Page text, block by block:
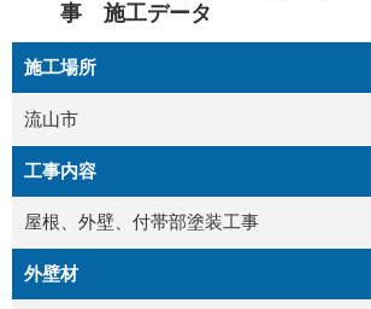
事 施工データ
施工場所
流山市
工事内容
屋根、外壁、付帯部塗装工事
外壁材